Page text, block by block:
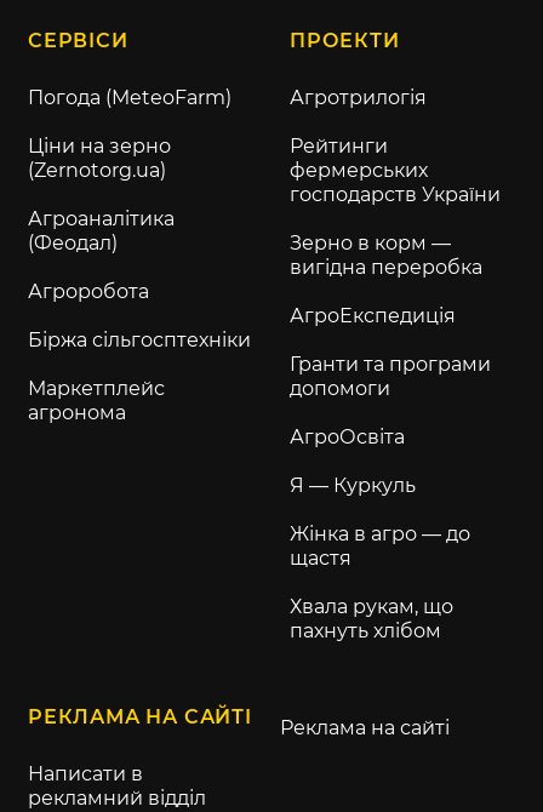
СЕРВІСИ
Погода (MeteoFarm)
Ціни на зерно
(Zernotorg.ua)
Агроаналітика
(Феодал)
Агроробота
Біржа сільгосптехніки
Маркетплейс
агронома
ПРОЕКТИ
Агротрилогія
Рейтинги
фермерських
господарств України
Зерно в корм —
вигідна переробка
АгроЕкспедиція
Гранти та програми
допомоги
АгроОсвіта
Я — Куркуль
Жінка в агро — до
щастя
Хвала рукам, що
пахнуть хлібом
РЕКЛАМА НА САЙТІ
Написати в
рекламний відділ
Реклама на сайті